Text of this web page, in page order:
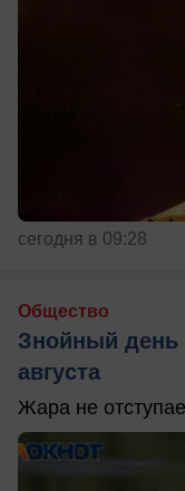
сегодня в 09:28
Общество
Знойный день
августа
Жара не